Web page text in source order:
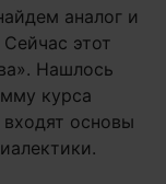
аналог и
этот
Нашлось
курса
основы